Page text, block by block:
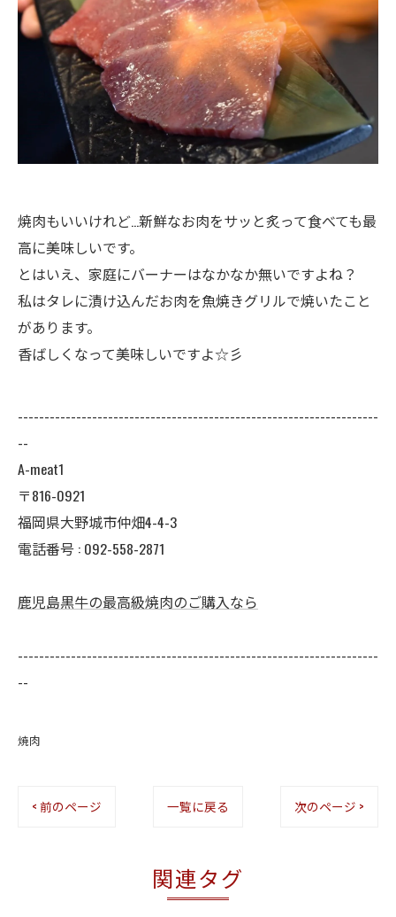
焼肉もいいけれど…新鮮なお肉をサッと炙って食べても最
高に美味しいです。
とはいえ、家庭にバーナーはなかなか無いですよね？
私はタレに漬け込んだお肉を魚焼きグリルで焼いたこと
があります。
香ばしくなって美味しいですよ☆彡
--------------------------------------------------------------------
--
A-meat1
〒816-0921
福岡県大野城市仲畑4-4-3
電話番号 : 092-558-2871
鹿児島黒牛の最高級焼肉のご購入なら
--------------------------------------------------------------------
--
焼肉
< 前のページ 一覧に戻る 次のページ >
関連タグ